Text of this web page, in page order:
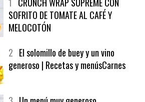
1CRUNCH WRAP SUPREME CON
SOFRITO DE TOMATE AL CAFÉ Y
MELOCOTÓN
2El solomillo de buey y un vino